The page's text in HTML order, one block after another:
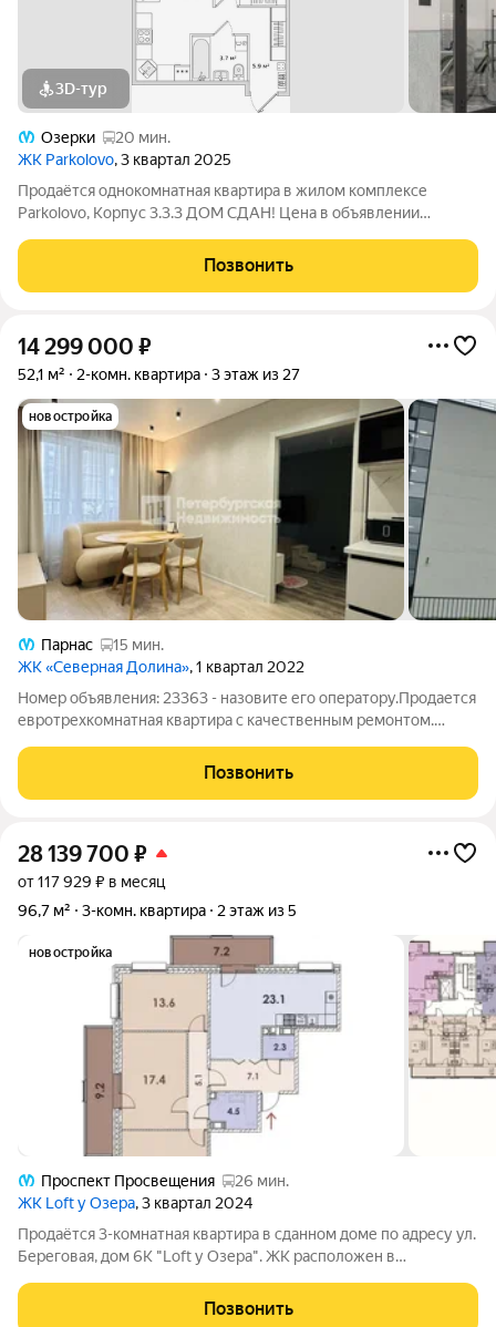
3D-тур
Озерки
20 мин.
ЖК Parkolovo, 3 квартал 2025
Продаётся однокомнатная квартира в жилом комплексе
Parkolovo, Корпус 3.3.3 ДОМ СДАН! Цена в объявлении
без участия агентов дарим сертификат в магазин ХОФФ на
сумму 50 000 рублей. Квартира с
Позвонить
14 299 000 ₽
52,1 м² 2-комн. квартира 3 этаж из 27
новостройка
Парнас
15 мин.
ЖК «Северная Долина», 1 квартал 2022
Номер объявления: 23363 - назовите его оператору.Продается
евротрехкомнатная квартира с качественным ремонтом.
застройщика «Главстрой». Объект сдан в 2022 году. Локация:
Улица Шишкина
Позвонить
28 139 700 ₽
от 117 929 ₽ в месяц
96,7 м²
3-комн. квартира 2 этаж из 5
новостройка
Проспект Просвещения
26 мин.
ЖК Loft у Озера, 3 квартал 2024
Продаётся 3-комнатная квартира в сданном доме по адресу ул.
Береговая, дом 6К "Loft у Озера". ЖК расположен в
в 300-х метрах от Большого Суздальского озера. До метро
Проспект Просвещения и метро
Позвонить